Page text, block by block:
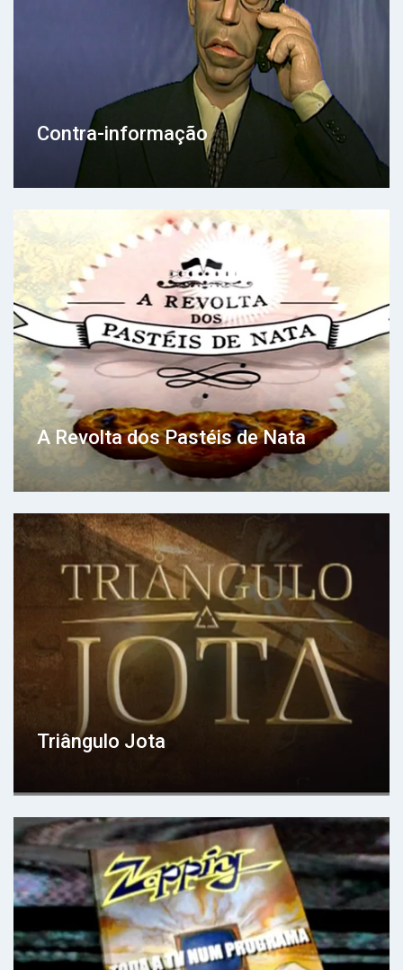
Contra-informação
A Revolta dos Pastéis de Nata
Triângulo Jota